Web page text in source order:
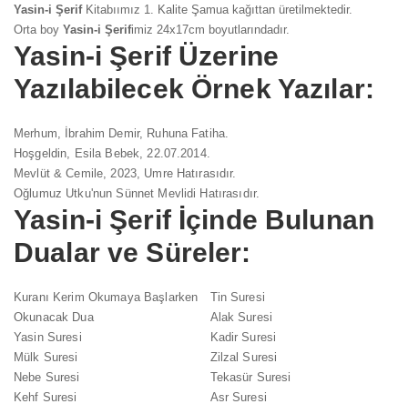
Yasin-i ŞerifKitabıımız 1. Kalite Şamua kağıttan üretilmektedir.
Orta boy Yasin-i Şerifimiz 24x17cm boyutlarındadır.
Yasin-i ŞerifÜzerine
Yazılabilecek Örnek Yazılar:
Merhum, İbrahim Demir, Ruhuna Fatiha.
Hoşgeldin, Esila Bebek, 22.07.2014.
Mevlüt & Cemile, 2023, Umre Hatırasıdır.
Oğlumuz Utku'nun Sünnet Mevlidi Hatırasıdır.
Yasin-i Şerifİçinde Bulunan
Dualar ve Süreler:
Kuranı Kerim Okumaya Başlarken
Okunacak Dua
Yasin Suresi
Mülk Suresi
Nebe Suresi
Kehf Suresi
Tin Suresi
Alak Suresi
Kadir Suresi
Zilzal Suresi
Tekasür Suresi
Asr Suresi